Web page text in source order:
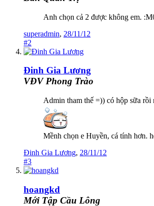
Anh chọn cả 2 được không em.
superadmin, 28/11/12
#2
Đinh Gia Lương
VĐV Phong Trào
Admin tham thế =)) có hộp sữa rồi
Mềnh chọn e Huyền, cá tính hơn.
Đinh Gia Lương, 28/11/12
#3
hoangkd
Mới Tập Cầu Lông